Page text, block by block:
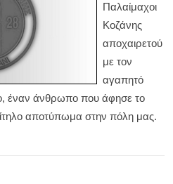
Παλαίμαχοι
Κοζάνης
αποχαιρετού
με τον
αγαπητό
έναν άνθρωπο που άφησε το
αποτύπωμα στην πόλη μας.